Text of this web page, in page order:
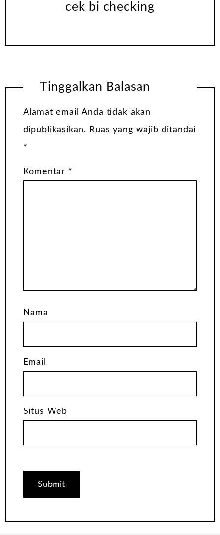
cek bi checking
Tinggalkan Balasan
Alamat email Anda tidak akan
dipublikasikan. Ruas yang wajib ditandai
*
Komentar *
Nama
Email
Situs Web